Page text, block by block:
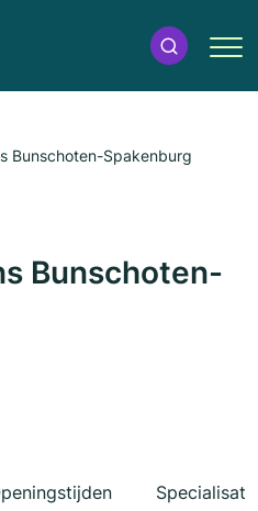
Bunschoten-Spakenburg
Bunschoten-